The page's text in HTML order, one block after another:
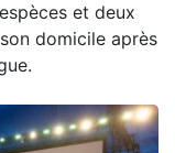
et deux
domicile après